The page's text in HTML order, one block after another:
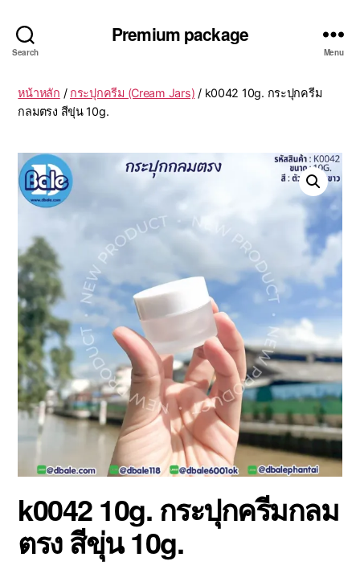
Search
Premium package
Menu
หน้าหลัก / กระปุกครีม (Cream Jars) / k0042 10g. กระปุกครีม
กลมตรง สีขุ่น 10g.
k0042 10g. กระปุกครีมกลม
ตรง สีขุ่น 10g.